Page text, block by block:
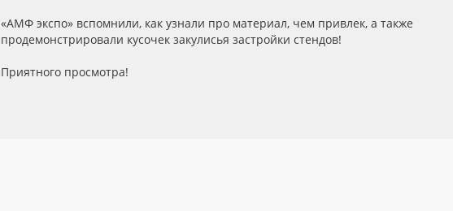
«АМФ экспо» вспомнили, как узнали про материал, чем привлек, а также
продемонстрировали кусочек закулисья застройки стендов!
Приятного просмотра!